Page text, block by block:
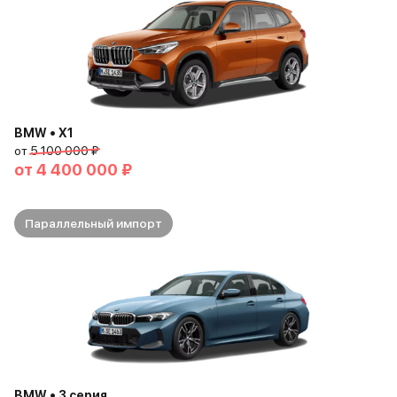
BMW • X1
от5 100 000 ₽
от 4 400 000 ₽
Параллельный импорт